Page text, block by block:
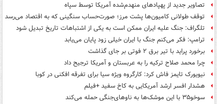
تصاویر جدید از پهپادهای منهدم‌شده آمریکا توسط سپاه
توقف طولانی کامیون‌ها پشت مرز؛ صورت‌حساب سنگینی که به اقتصاد می‌رسد
تلگراف: جنگ علیه ایران ممکن است به یکی از اشتباهات تاریخ تبدیل شود
ترامپ: فکر می‌کنم جنگ با ایران خیلی زود پایان می‌یابد
برخورد پراید با تیر برق ۲ فوتی بر جای گذاشت
چرا محمد صلاح ترکیه را به عربستان و آمریکا ترجیح داد
نیویورک تایمز فاش کرد: کارگروه ویژه سیا برای تفرقه افکنی در کوبا
هشدار افسر ارشد آمریکایی به کاخ سفید +فیلم
سوخو۳۵ با این موشک‌ها به ناوهای‌جنگی حمله می‌کند